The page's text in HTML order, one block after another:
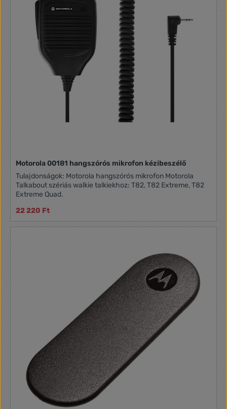
gazdaságosan kell kapcsolatot tartaniuk a személyzettel,
kollégákkal vagy csapattagokkal. A hosszú akkumulátor-
üzemidő, a kompakt méret, a kis súly és az egyszerű
párosítás révén az XT185 tökéletes adóvevő a
költségtudatos felhasználók számára. A Motorola XT185
adóvevő általános jellemzői: Hatótávolság akár 8 km* 16
csatorna** 121 zajzárkód Automatikus billentyűzár
Automatikus zajzár Akár 24 órás akkumulátor üzemidő 500
mW teljesítmény Egyszerű párosítás funkció Frekvencia
keresés/monitor Kéz nélküli VOX/iVOX üzemmód Víz- és
hatótávolság a terepviszonyoktól és a helyi körülményektől
függ. ** Oroszországban törvény által 8 csatornára
Motorola 00181 hangszórós mikrofon kézibeszélő
Tulajdonságok: Motorola hangszórós mikrofon Motorola
Talkabout szériás walkie talkiekhoz: T82, T82 Extreme, T82
Extreme Quad.
22 220 Ft